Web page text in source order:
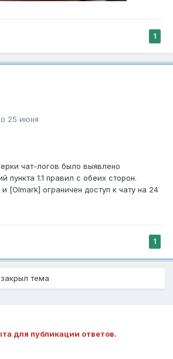
1
25 июня
чат-логов было выявлено
пункта 1.1 правил с обеих сторон.
[Olmark] ограничен доступ к чату на 24
1
закрыл тема
для публикации ответов.